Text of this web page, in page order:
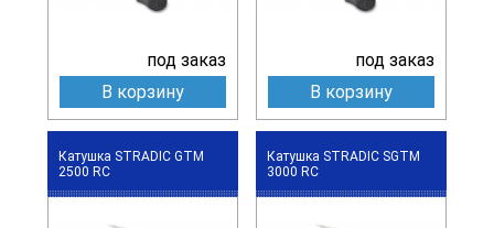
под заказ
В корзину
под заказ
В корзину
Катушка STRADIC GTM
2500 RC
Катушка STRADIC SGTM
3000 RC